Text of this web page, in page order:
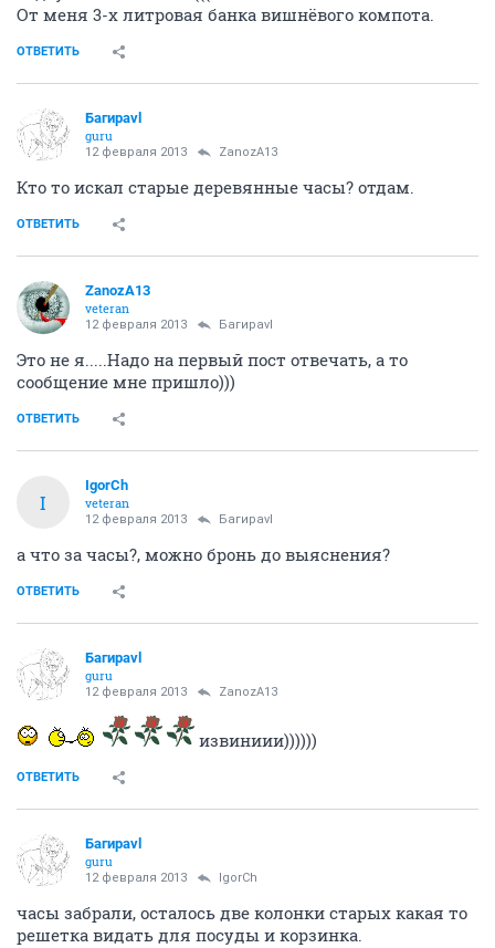
От меня 3-х литровая банка вишнёвого компота.
ОТВЕТИТЬ
Багираvl
guru
12 февраля 2013 ZanozA13
Кто то искал старые деревянные часы? отдам.
ОТВЕТИТЬ
ZanozA13
veteran
12 февраля 2013 Багираvl
Это не я.....Надо на первый пост отвечать, а то
сообщение мне пришло)))
ОТВЕТИТЬ
I
IgorCh
veteran
12 февраля 2013 Багираvl
а что за часы?, можно бронь до выяснения?
ОТВЕТИТЬ
Багираvl
guru
12 февраля 2013 ZanozA13
извиниии))))))
ОТВЕТИТЬ
Багираvl
guru
12 февраля 2013 IgorCh
часы забрали, осталось две колонки старых какая то
решетка видать для посуды и корзинка.